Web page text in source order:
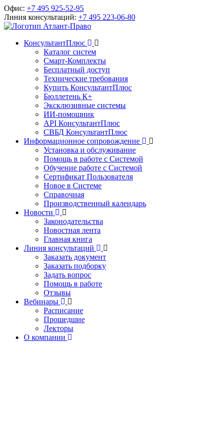
Офис: +7 495 925-52-95
Линия консультаций: +7 495 223-06-80
КонсультантПлюс
Каталог систем
Смарт-Комплекты
Бесплатный доступ
Технические требования
Купить КонсультантПлюс
Бюллетень К+
Эксклюзивные системы
ИИ-помощник
API КонсультантПлюс
СВБД КонсультантПлюс
Информационное сопровождение
Установка и обслуживание
Помощь в работе с Системой
Обучение работе с Системой
Сертификат Пользователя
Новое в Системе
Справочная
Производственный календарь
Новости
Законодательства
Новостная лента
Главная книга
Линия консультаций
Заказать документ
Заказать подборку
Задать вопрос
Помощь в работе
Отзывы
Вебинары
Расписание
Прошедшие
Лекторы
О компании